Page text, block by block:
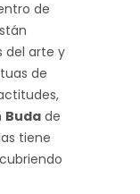
de
del arte y
de
Buda de
tiene